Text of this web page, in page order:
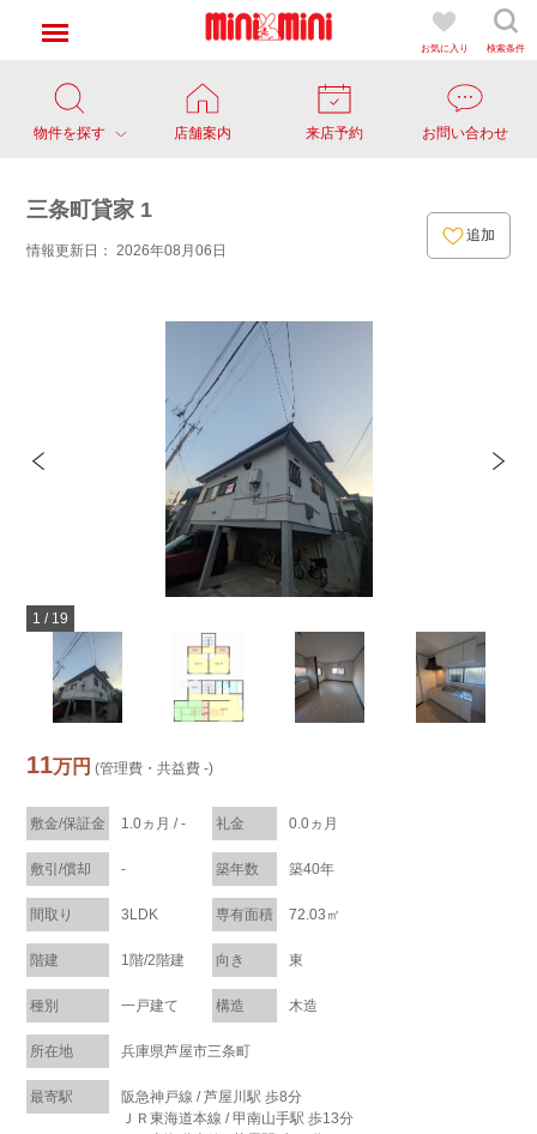
お気に入り 検索条件
物件を探す 店舗案内 来店予約 お問い合わせ
三条町貸家 1
情報更新日： 2026年08月06日
追加
1 / 19
11万円 (管理費・共益費 -)
敷金/保証金 1.0ヵ月 / - 礼金 0.0ヵ月
敷引/償却 - 築年数 築40年
間取り 3LDK 専有面積 72.03㎡
階建 1階/2階建 向き 東
種別 一戸建て 構造 木造
所在地 兵庫県芦屋市三条町
最寄駅
阪急神戸線 / 芦屋川駅 歩8分
ＪＲ東海道本線 / 甲南山手駅 歩13分